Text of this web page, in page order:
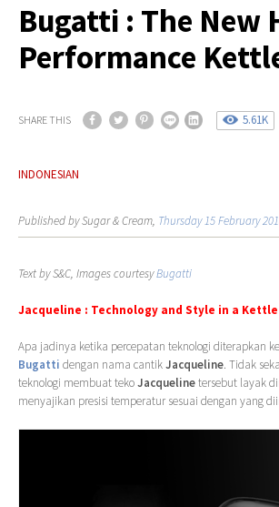
Bugatti : The New
Performance
SHARE THIS 5.61K
INDONESIAN
Published by Sugar & Cream, Thursday 15 February
Text by S&C, Images courtesyBugatti
Jacqueline : Technology and Style in a Kettle
Apa jadinya ketika percepatan teknologi diterapkan
Bugatti dengan nama cantikJacqueline. Tidak
teknologi membuat tekoJacquelinetersebut layak
menyajikan presisi temperatur sesuai dengan yang